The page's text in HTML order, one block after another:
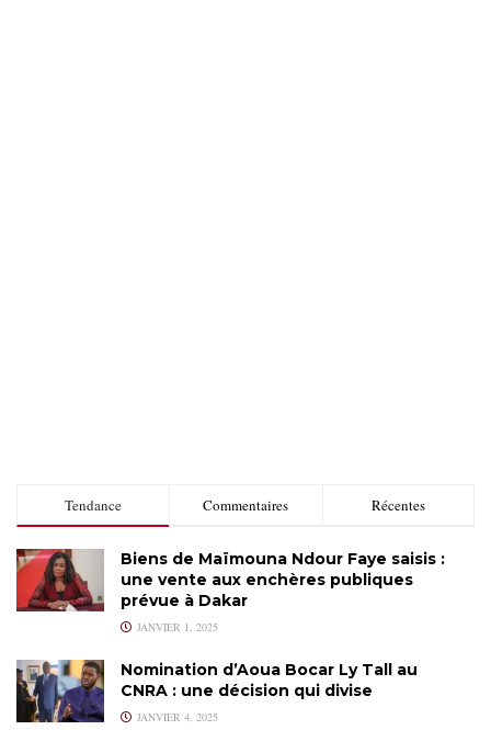
Tendance Commentaires Récentes
Biens de Maïmouna Ndour Faye saisis :
une vente aux enchères publiques
prévue à Dakar
JANVIER 1, 2025
Nomination d’Aoua Bocar Ly Tall au
CNRA : une décision qui divise
JANVIER 4, 2025